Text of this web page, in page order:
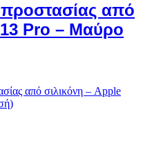
από
13 Pro – Μαύρο